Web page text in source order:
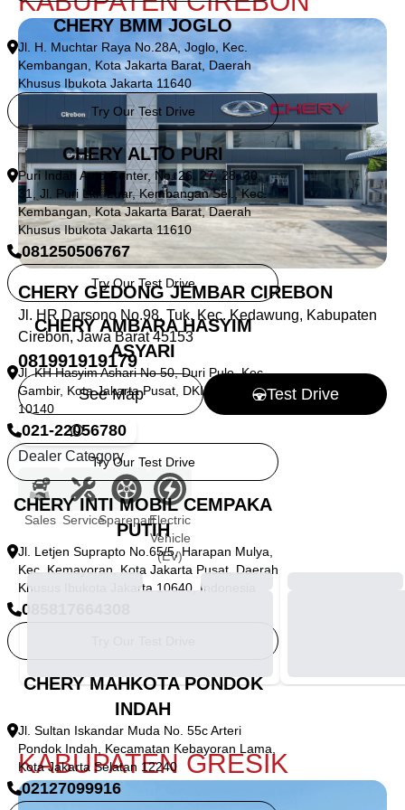
CHERY BMM JOGLO
Jl. H. Muchtar Raya No.28A, Joglo, Kec.
Kembangan, Kota Jakarta Barat, Daerah
Khusus Ibukota Jakarta 11640
Try Our Test Drive
CHERY ALTO PURI
Puri Indah Auto Center, No. 26, 27, 28, 30,
31, Jl. Puri Lkr. Luar, Kembangan Sel., Kec.
Kembangan, Kota Jakarta Barat, Daerah
Khusus Ibukota Jakarta 11610
081250506767
Try Our Test Drive
CHERY AMBARA HASYIM
ASYARI
Jl. KH Hasyim Ashari No 50, Duri Pulo, Kec.
Gambir, Kota Jakarta Pusat, DKI Jakarta,
10140
021-22056780
Try Our Test Drive
CHERY INTI MOBIL CEMPAKA
PUTIH
Jl. Letjen Suprapto No.65/5, Harapan Mulya,
Kec. Kemayoran, Kota Jakarta Pusat, Daerah
Khusus Ibukota Jakarta 10640, Indonesia
085817664308
CHERY MAHKOTA PONDOK
INDAH
Jl. Sultan Iskandar Muda No. 55c Arteri
Pondok Indah, Kecamatan Kebayoran Lama,
Kota Jakarta Selatan 12240
02127099916
CHERY GEDONG JEMBAR CIREBON
Jl. HR Darsono No.98, Tuk, Kec. Kedawung, Kabupaten
Cirebon, Jawa Barat 45153
081991919179
See Map Test Drive
Dealer Category
Sales ServiceSparepartElectric
Vehicle
(EV)
KABUPATEN GRESIK